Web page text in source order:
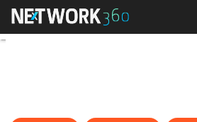
Request to